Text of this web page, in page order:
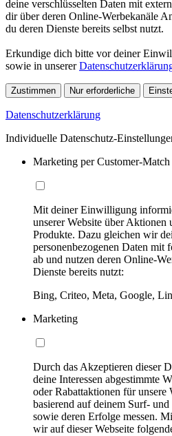
deine verschlüsselten Daten mit
dir über deren Online-Werbekanäle
du deren Dienste bereits selbst nutzt.
Erkundige dich bitte vor deiner
sowie in unserer
Zustimmen Nur erforderliche
Datenschutzerklärung
Individuelle Datenschutz-
Marketing per Customer-Match
Mit deiner Einwilligung
unserer Website über Aktionen
Produkte. Dazu gleichen wir
personenbezogenen Daten mit
ab und nutzen deren Online-
Dienste bereits nutzt:
Bing, Criteo, Meta, Google,
Marketing
Durch das Akzeptieren dieser
deine Interessen abgestimmte
oder Rabattaktionen für unsere
basierend auf deinem Surf-
sowie deren Erfolge messen.
wir auf dieser Webseite